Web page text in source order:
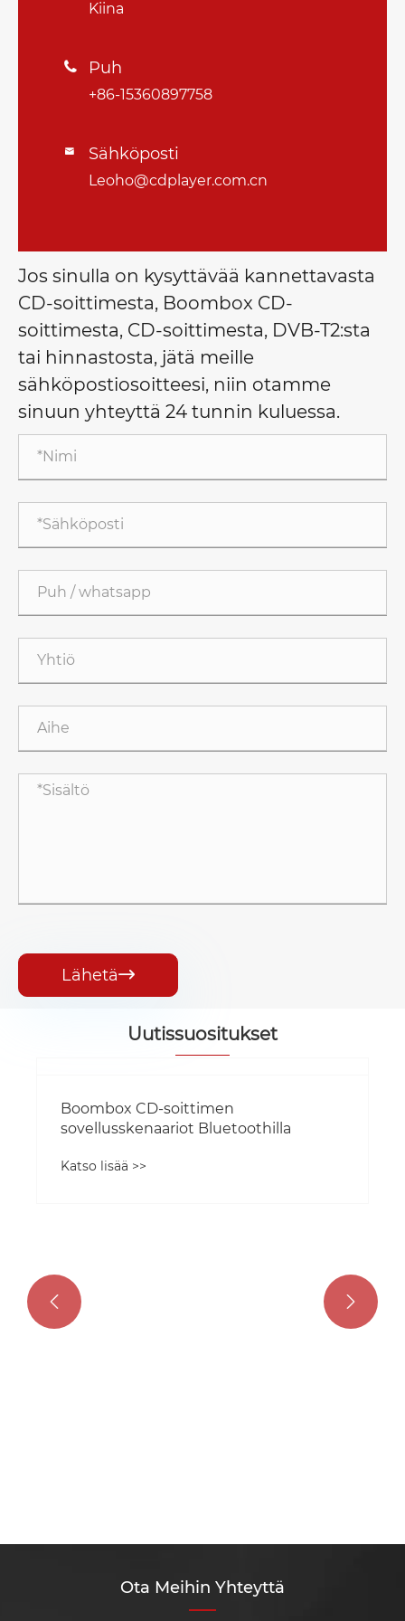
Kiina
 Puh
+86-15360897758
 Sähköposti
Leoho@cdplayer.com.cn
Jos sinulla on kysyttävää kannettavasta
CD-soittimesta, Boombox CD-
soittimesta, CD-soittimesta, DVB-T2:sta
tai hinnastosta, jätä meille
sähköpostiosoitteesi, niin otamme
sinuun yhteyttä 24 tunnin kuluessa.
Lähetä
Uutissuositukset
Boombox CD-soittimen
sovellusskenaariot Bluetoothilla
Katso lisää >>
 
Ota Meihin Yhteyttä